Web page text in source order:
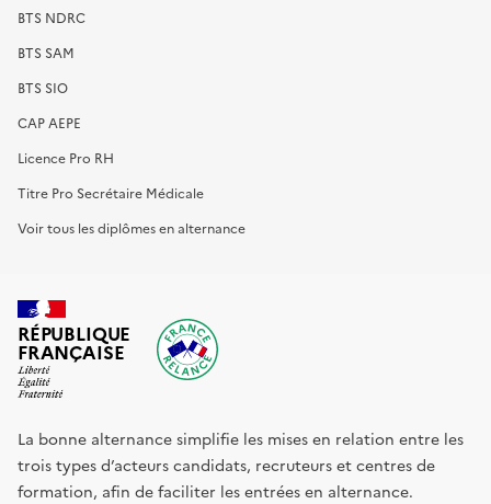
BTS NDRC
BTS SAM
BTS SIO
CAP AEPE
Licence Pro RH
Titre Pro Secrétaire Médicale
Voir tous les diplômes en alternance
RÉPUBLIQUE
FRANÇAISE
La bonne alternance simplifie les mises en relation entre les
trois types d’acteurs candidats, recruteurs et centres de
formation, afin de faciliter les entrées en alternance.